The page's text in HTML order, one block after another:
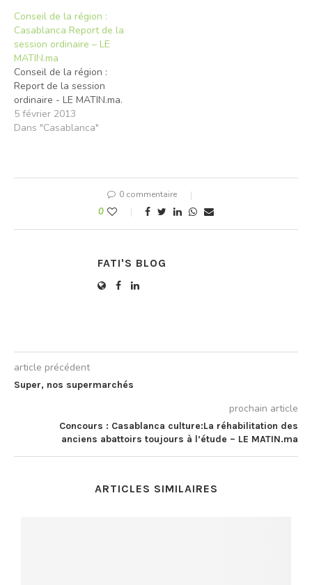
Conseil de la région :
Casablanca Report de la
session ordinaire – LE
MATIN.ma
Conseil de la région :
Report de la session
ordinaire - LE MATIN.ma.
5 février 2013
Dans "Casablanca"
0 commentaire
0
FATI'S BLOG
article précédent
Super, nos supermarchés
prochain article
Concours : Casablanca culture:La réhabilitation des
anciens abattoirs toujours à l’étude – LE MATIN.ma
ARTICLES SIMILAIRES